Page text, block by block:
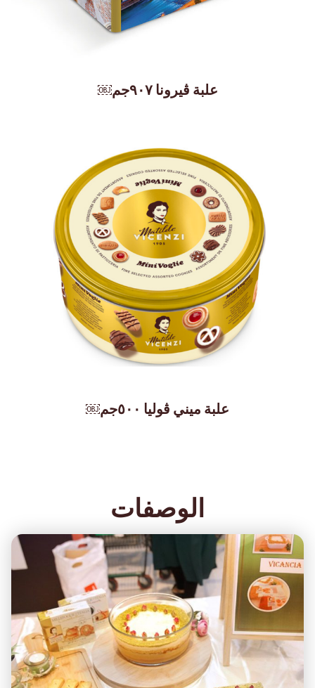
علبة ڤيرونا ٩٠٧جم￼
علبة ميني ڤوليا ٥٠٠جم￼
الوصفات